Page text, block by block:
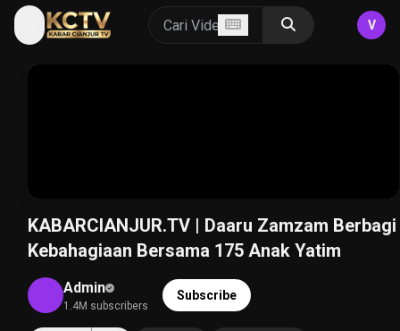
V
KABARCIANJUR.TV | Daaru Zamzam Berbagi
Kebahagiaan Bersama 175 Anak Yatim
Admin
1.4M subscribers
Subscribe